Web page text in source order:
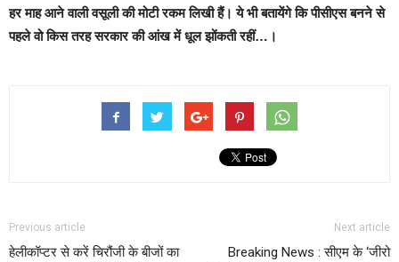
हर माह आने वाली वसूली की मोटी रकम लिखी हैं। ये भी बतायेंगे कि पीसीएस बनने से
पहले वो किस तरह सरकार की आंख में धूल झोंकती रहीं…।
Previous article
हेलीकॉप्टर से करें चिरौंजी के बीजों का
Next article
Breaking News : सीएम के ‘जीरो